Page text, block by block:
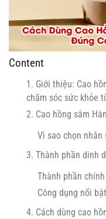
Content
1. Giới thiệu: Cao
chăm sóc sức khỏe
2. Cao hồng sâm
Vì sao chọn nhân
3. Thành phần dinh
Thành phần chính
Công dụng nổi bật
4. Cách dùng cao